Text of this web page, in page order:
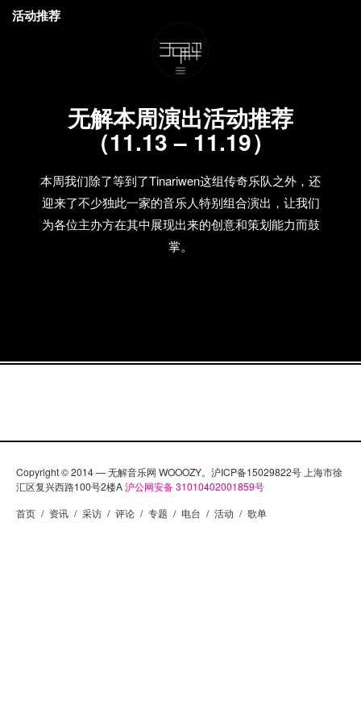
无解本周演出活动推荐
（11.13 – 11.19）
本周我们除了等到了Tinariwen这组传奇乐队之外，还
迎来了不少独此一家的音乐人特别组合演出，让我们
为各位主办方在其中展现出来的创意和策划能力而鼓
掌。
活动推荐
Copyright © 2014 — 无解音乐网 WOOOZY。沪ICP备15029822号 上海市徐
汇区复兴西路100号2楼A沪公网安备 31010402001859号
首页 / 资讯 / 采访 / 评论 / 专题 / 电台 / 活动 / 歌单